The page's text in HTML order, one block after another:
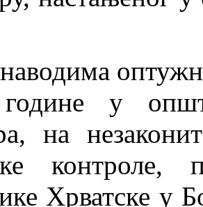
у
на
контроле,
Хрватске у